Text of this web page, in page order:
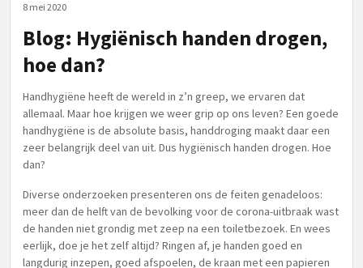
8 mei 2020
Blog: Hygiënisch handen drogen,
hoe dan?
Handhygiëne heeft de wereld in z’n greep, we ervaren dat
allemaal. Maar hoe krijgen we weer grip op ons leven? Een goede
handhygiëne is de absolute basis, handdroging maakt daar een
zeer belangrijk deel van uit. Dus hygiënisch handen drogen. Hoe
dan?
Diverse onderzoeken presenteren ons de feiten genadeloos:
meer dan de helft van de bevolking voor de corona-uitbraak wast
de handen niet grondig met zeep na een toiletbezoek. En wees
eerlijk, doe je het zelf altijd? Ringen af, je handen goed en
langdurig inzepen, goed afspoelen, de kraan met een papieren